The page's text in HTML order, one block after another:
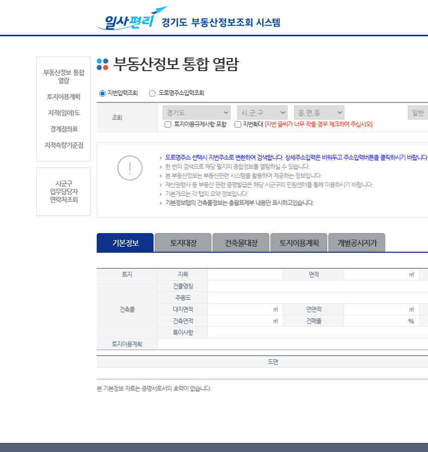
부동산정보 통합
열람
토지이용계획
지적(임야)도
경계점좌표
지적측량기준점
시군구
업무담당자
연락처조회
부동산정보 통합 열람
지번입력조회 도로명주소입력조회
조회
토지이용규제사항 포함
지번확대 [지번 글씨가 너무 작을 경우 체크하여 주십시오]
도로명주소 선택시 지번주소로 변환하여 검색합니다. 상세주소입력은 비워두고 주소입력버튼을 클릭하시기 바랍니다.
한 번의 검색으로 해당 필지의 종합정보를 열람하실 수 있습니다.
본 부동산정보는 부동산관련 시스템을 활용하여 제공하는 정보입니다.
재산권행사 등 부동산 관련 증명발급은 해당 시군구의 민원센터를 통해 이용하시기 바랍니다.
기본개요는 각 탭의 요약 정보입니다.
기본정보탭의 건축물정보는 총괄표제부 내용만 표시하고있습니다.
기본정보 토지대장 건축물대장 토지이용계획 개별공시지가
토지 지목 면적 ㎡
건축물
건물명칭
주용도
대지면적
㎡ 연면적 ㎡
건축면적
㎡ 건폐율 %
특이사항
토지이용계획
도면
본 기본정보 자료는 증명서로서의 효력이 없습니다.